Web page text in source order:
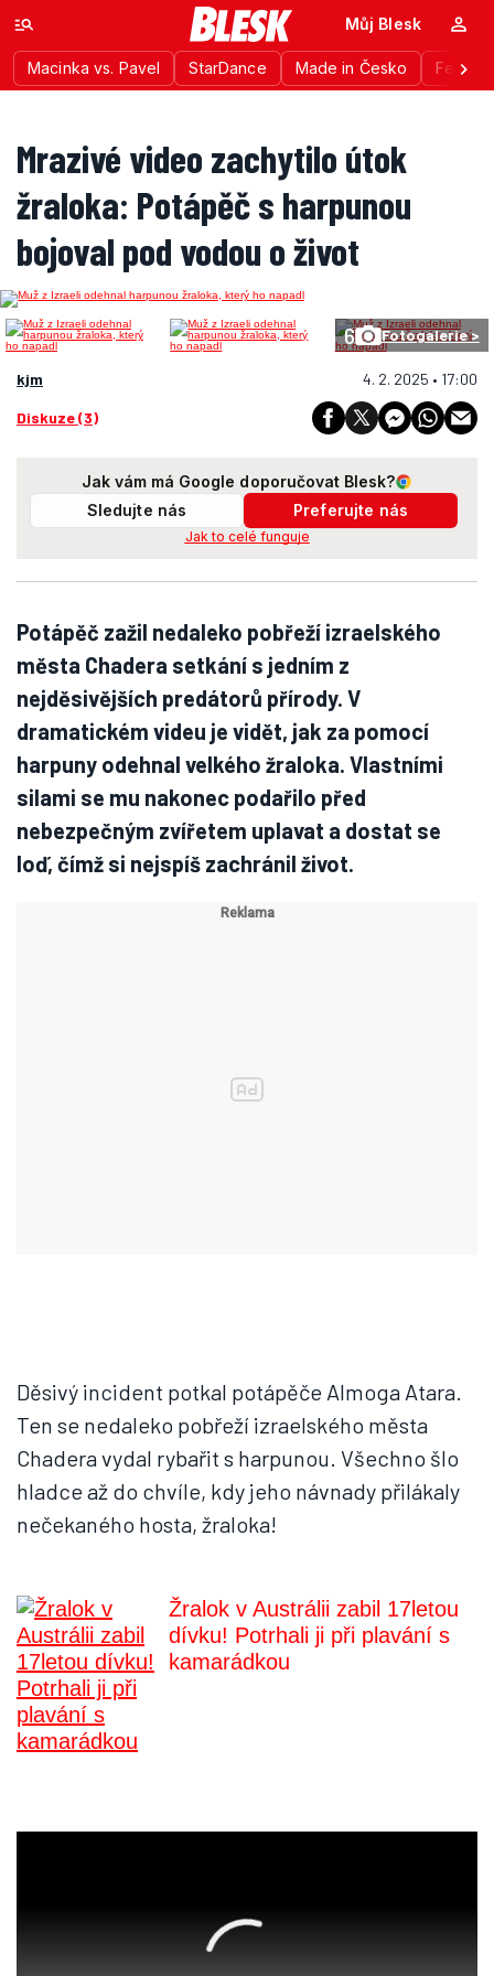
Macinka vs. Pavel StarDance Made in Česko
Můj Blesk
Mrazivé video zachytilo útok
žraloka: Potápěč s harpunou
bojoval pod vodou o život
6 Fotogalerie >
kjm 4. 2. 2025 • 17:00
Diskuze (3)
Jak vám má Google doporučovat Blesk?
Sledujte nás
Preferujte nás
Jak to celé funguje
Potápěč zažil nedaleko pobřeží izraelského
města Chadera setkání s jedním z
nejděsivějších predátorů přírody. V
dramatickém videu je vidět, jak za pomocí
harpuny odehnal velkého žraloka. Vlastními
silami se mu nakonec podařilo před
nebezpečným zvířetem uplavat a dostat se
loď, čímž si nejspíš zachránil život.
Děsivý incident potkal potápěče Almoga Atara.
Ten se nedaleko pobřeží izraelského města
Chadera vydal rybařit s harpunou. Všechno šlo
hladce až do chvíle, kdy jeho návnady přilákaly
nečekaného hosta, žraloka!
Žralok v Austrálii zabil 17letou
dívku! Potrhali ji při plavání s
kamarádkou